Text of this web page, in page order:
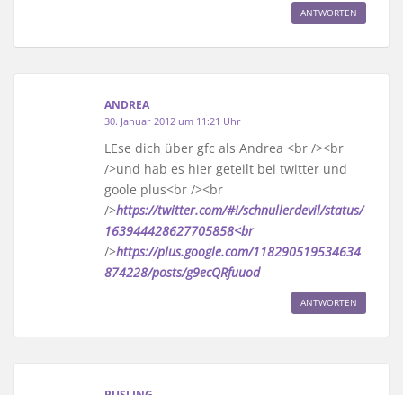
ANTWORTEN
ANDREA
30. Januar 2012 um 11:21 Uhr
LEse dich über gfc als Andrea <br /><br
/>und hab es hier geteilt bei twitter und
goole plus<br /><br
/>https://twitter.com/#!/schnullerdevil/status/
163944428627705858<br
/>https://plus.google.com/118290519534634
874228/posts/g9ecQRfuuod
ANTWORTEN